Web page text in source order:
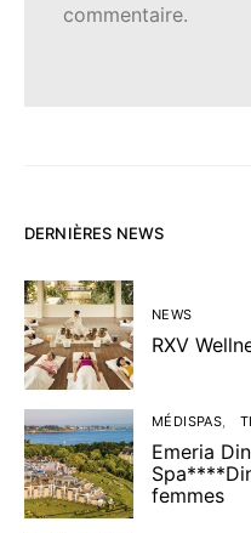
commentaire.
DERNIÈRES NEWS
NEWS
RXV
MÉDISPAS
Emeria
femmes